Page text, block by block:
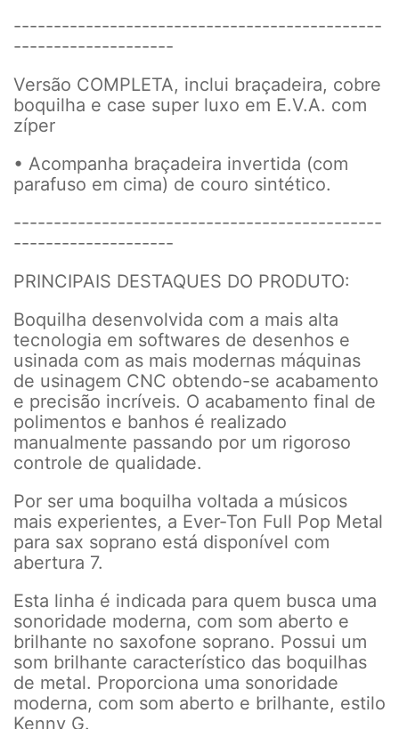
----------------------------------------------
--------------------
Versão COMPLETA, inclui braçadeira, cobre
boquilha e case super luxo em E.V.A. com
zíper
• Acompanha braçadeira invertida (com
parafuso em cima) de couro sintético.
----------------------------------------------
--------------------
PRINCIPAIS DESTAQUES DO PRODUTO:
Boquilha desenvolvida com a mais alta
tecnologia em softwares de desenhos e
usinada com as mais modernas máquinas
de usinagem CNC obtendo-se acabamento
e precisão incríveis. O acabamento final de
polimentos e banhos é realizado
manualmente passando por um rigoroso
controle de qualidade.
Por ser uma boquilha voltada a músicos
mais experientes, a Ever-Ton Full Pop Metal
para sax soprano está disponível com
abertura 7.
Esta linha é indicada para quem busca uma
sonoridade moderna, com som aberto e
brilhante no saxofone soprano. Possui um
som brilhante característico das boquilhas
de metal. Proporciona uma sonoridade
moderna, com som aberto e brilhante, estilo
Kenny G.